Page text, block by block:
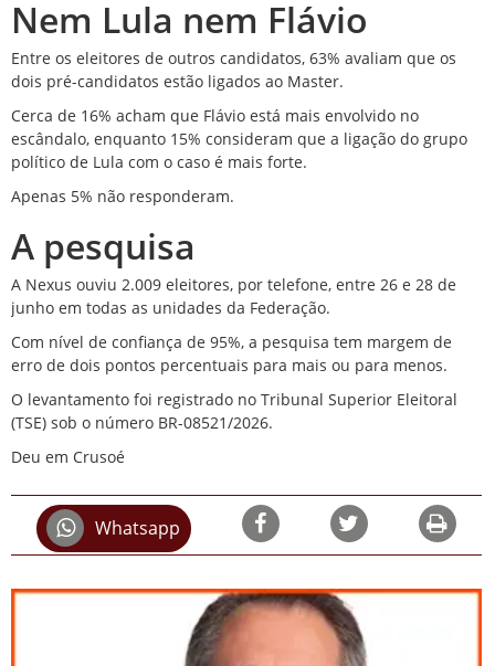
Nem Lula nem Flávio
Entre os eleitores de outros candidatos, 63% avaliam que os
dois pré-candidatos estão ligados ao Master.
Cerca de 16% acham que Flávio está mais envolvido no
escândalo, enquanto 15% consideram que a ligação do grupo
político de Lula com o caso é mais forte.
Apenas 5% não responderam.
A pesquisa
A Nexus ouviu 2.009 eleitores, por telefone, entre 26 e 28 de
junho em todas as unidades da Federação.
Com nível de confiança de 95%, a pesquisa tem margem de
erro de dois pontos percentuais para mais ou para menos.
O levantamento foi registrado no Tribunal Superior Eleitoral
(TSE) sob o número BR-08521/2026.
Deu em Crusoé
Whatsapp